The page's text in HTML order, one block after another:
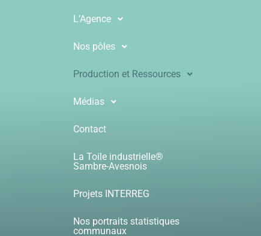
L’Agence
Nos pôles
Production et Ressources
Médias
Contact
La Toile industrielle®
Sambre-Avesnois
Projets INTERREG
Nos portraits statistiques
communaux